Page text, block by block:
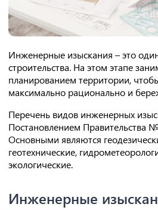
Инженерные изыскания – это
строительства. На этом этапе
планированием территории,
максимально рационально и
Перечень видов инженерных
Постановлением Правительства
Основными являются
геотехнические,
экологические.
Инженерные